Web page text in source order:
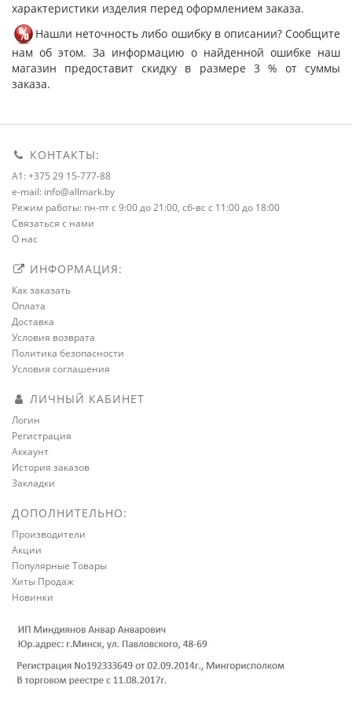
характеристики изделия перед оформлением заказа.
Нашли неточность либо ошибку в описании? Сообщите
нам об этом. За информацию о найденной ошибке наш
магазин предоставит скидку в размере 3 % от суммы
заказа.
КОНТАКТЫ:
A1: +375 29 15-777-88
e-mail: info@allmark.by
Режим работы: пн-пт с 9:00 до 21:00, сб-вс с 11:00 до 18:00
Связаться с нами
О нас
ИНФОРМАЦИЯ:
Как заказать
Оплата
Доставка
Условия возврата
Политика безопасности
Условия соглашения
ЛИЧНЫЙ КАБИНЕТ
Логин
Регистрация
Аккаунт
История заказов
Закладки
ДОПОЛНИТЕЛЬНО:
Производители
Акции
Популярные Товары
Хиты Продаж
Новинки